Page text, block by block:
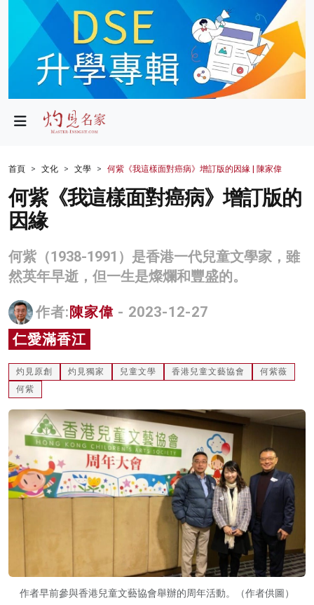
政局
財經
生活
健康
商業
科技
影片
名家榜
灼見活動
關於我們
首頁 文化 文學 何紫《我這樣面對癌病》增訂版的因緣 | 陳家偉
何紫《我這樣面對癌病》增訂版的
因緣
何紫（1938-1991）是香港一代兒童文學家，雖
然英年早逝，但一生是燦爛和豐盛的。
作者: 陳家偉 - 2023-12-27
仁愛滿香江
灼見原創 灼見獨家 兒童文學 香港兒童文藝協會
何紫薇
何紫
作者早前參與香港兒童文藝協會舉辦的周年活動。（作者供圖）